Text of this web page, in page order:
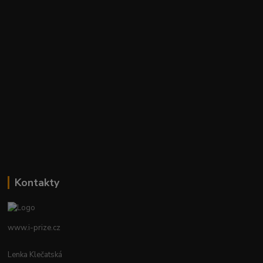
Kontakty
www.i-prize.cz
Lenka Klečatská